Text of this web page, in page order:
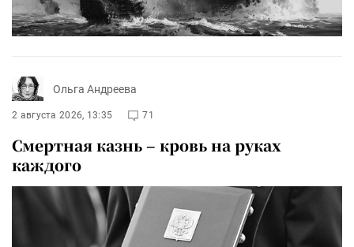
Ольга Андреева
2 августа 2026, 13:35 71
Смертная казнь – кровь на руках
каждого